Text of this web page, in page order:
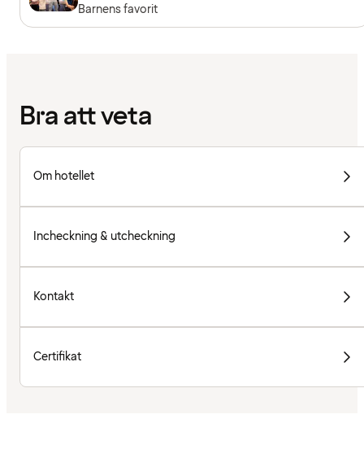
Barnens favorit
Bra att veta
Om hotellet
Incheckning & utcheckning
Kontakt
Certifikat